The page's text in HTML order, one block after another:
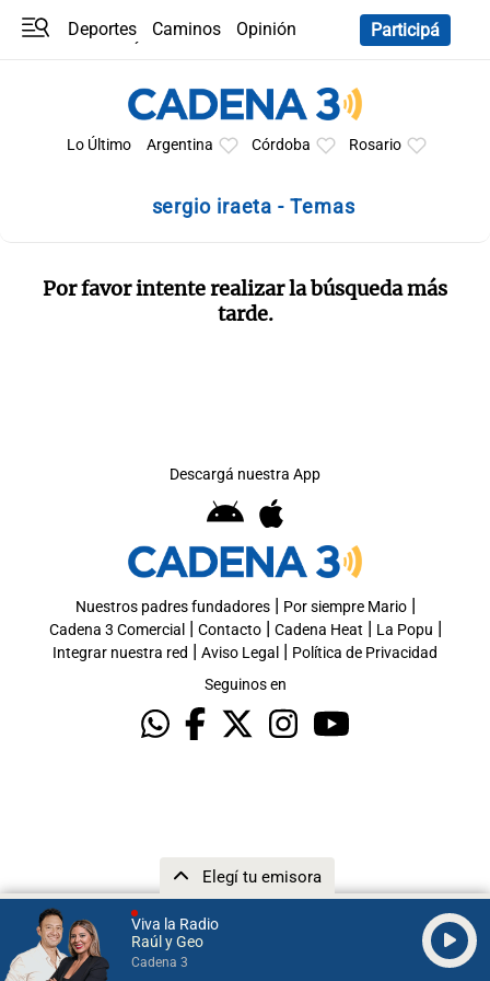
Viva la Radio
Raúl y Geo
Cadena 3
Elegí tu emisora
Deportes Caminos
Opinión
Participá
Lo Último Argentina Córdoba Rosario
sergio iraeta - Temas
Por favor intente realizar la búsqueda más
tarde.
Descargá nuestra App
Nuestros padres fundadores| Por siempre Mario|
Cadena 3 Comercial | Contacto| Cadena Heat | La Popu |
Integrar nuestra red | Aviso Legal | Política de Privacidad
Seguinos en